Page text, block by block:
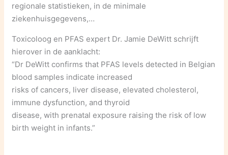
regionale statistieken, in de minimale
ziekenhuisgegevens,…
Toxicoloog en PFAS expert Dr. Jamie DeWitt schrijft
hierover in de aanklacht:
“Dr DeWitt confirms that PFAS levels detected in Belgian
blood samples indicate increased
risks of cancers, liver disease, elevated cholesterol,
immune dysfunction, and thyroid
disease, with prenatal exposure raising the risk of low
birth weight in infants.”